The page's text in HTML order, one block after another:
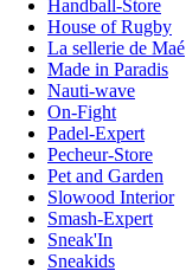
Handball-Store
House of Rugby
La sellerie de Maé
Made in Paradis
Nauti-wave
On-Fight
Padel-Expert
Pecheur-Store
Pet and Garden
Slowood Interior
Smash-Expert
Sneak'In
Sneakids